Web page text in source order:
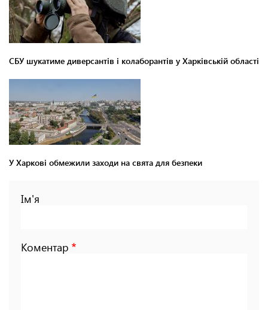
СБУ шукатиме диверсантів і колаборантів у Харківській області
У Харкові обмежили заходи на свята для безпеки
Ім'я
Коментар